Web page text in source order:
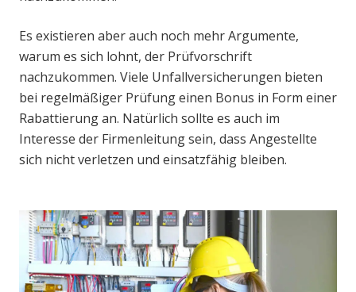
Es existieren aber auch noch mehr Argumente,
warum es sich lohnt, der Prüfvorschrift
nachzukommen. Viele Unfallversicherungen bieten
bei regelmäßiger Prüfung einen Bonus in Form einer
Rabattierung an. Natürlich sollte es auch im
Interesse der Firmenleitung sein, dass Angestellte
sich nicht verletzen und einsatzfähig bleiben.